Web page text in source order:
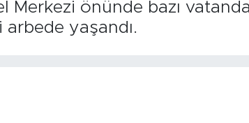
Merkezi önünde bazı
arbede yaşandı.